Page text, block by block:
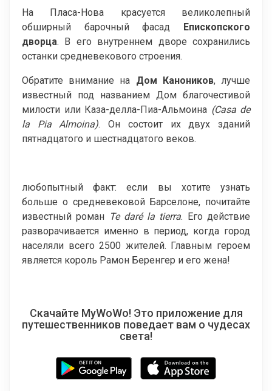
На Пласа-Нова красуется великолепный
обширный барочный фасад Епископского
дворца. В его внутреннем дворе сохранились
останки средневекового строения.
Обратите внимание на Дом Каноников, лучше
известный под названием Дом благочестивой
милости или Каза-делла-Пиа-Альмоина (Casa de
la
Pia Almoina). Он состоит их двух зданий
пятнадцатого и шестнадцатого веков.
любопытный факт: если вы хотите узнать
больше о средневековой Барселоне, почитайте
известный роман Te daré la tierra. Его действие
разворачивается именно в период, когда город
населяли всего 2500 жителей. Главным героем
является король Рамон Беренгер и его жена!
Скачайте MyWoWo! Это приложение для
путешественников поведает вам о чудесах
света!